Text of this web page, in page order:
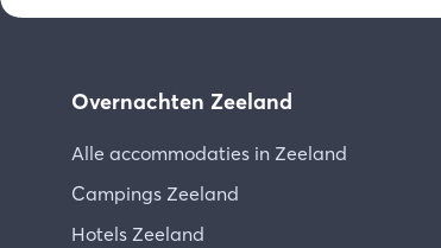
Overnachten Zeeland
Alle accommodaties in Zeeland
Campings Zeeland
Hotels Zeeland